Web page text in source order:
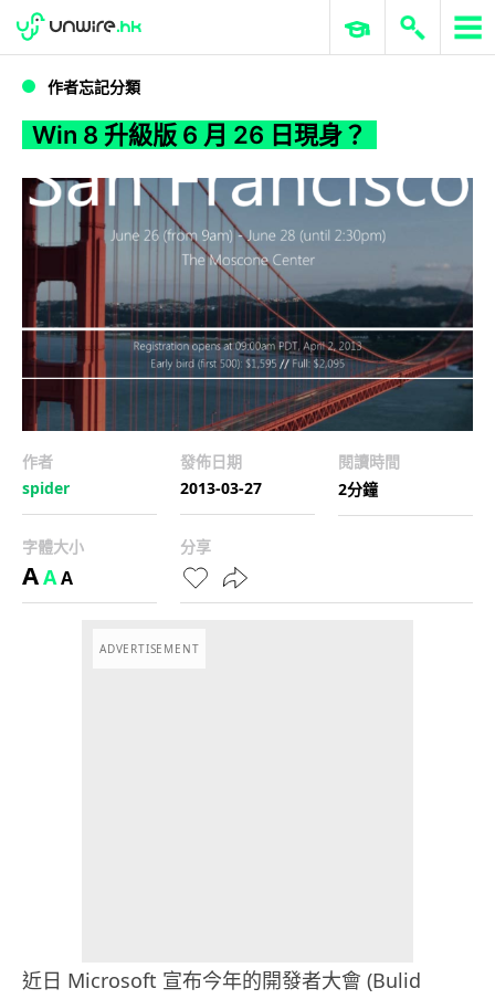
Win 8 升級版 6 月 26 日現身？
WWDC 2026 ERP 與商業 AI
作者忘記分類
Win 8 升級版 6 月 26 日現身？
作者
spider
發佈日期
2013-03-27
閱讀時間
2分鐘
字體大小
AAA
分享
ADVERTISEMENT
近日 Microsoft 宣布今年的開發者大會 (Bulid